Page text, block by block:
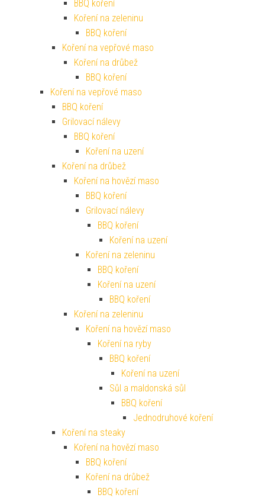
BBQ koření
Koření na zeleninu
BBQ koření
Koření na vepřové maso
Koření na drůbež
BBQ koření
Koření na vepřové maso
BBQ koření
Grilovací nálevy
BBQ koření
Koření na uzení
Koření na drůbež
Koření na hovězí maso
BBQ koření
Grilovací nálevy
BBQ koření
Koření na uzení
Koření na zeleninu
BBQ koření
Koření na uzení
BBQ koření
Koření na zeleninu
Koření na hovězí maso
Koření na ryby
BBQ koření
Koření na uzení
Sůl a maldonská sůl
BBQ koření
Jednodruhové koření
Koření na steaky
Koření na hovězí maso
BBQ koření
Koření na drůbež
BBQ koření